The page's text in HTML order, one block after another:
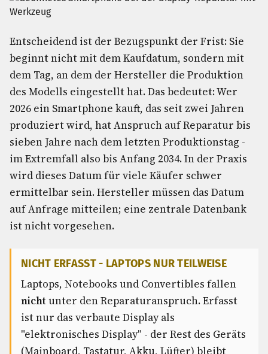
Entscheidend ist der Bezugspunkt der Frist: Sie
beginnt nicht mit dem Kaufdatum, sondern mit
dem Tag, an dem der Hersteller die Produktion
des Modells eingestellt hat. Das bedeutet: Wer
2026 ein Smartphone kauft, das seit zwei Jahren
produziert wird, hat Anspruch auf Reparatur bis
sieben Jahre nach dem letzten Produktionstag -
im Extremfall also bis Anfang 2034. In der Praxis
wird dieses Datum für viele Käufer schwer
ermittelbar sein. Hersteller müssen das Datum
auf Anfrage mitteilen; eine zentrale Datenbank
ist nicht vorgesehen.
NICHT ERFASST - LAPTOPS NUR TEILWEISE
Laptops, Notebooks und Convertibles fallen
nicht unter den Reparaturanspruch. Erfasst
ist nur das verbaute Display als
"elektronisches Display" - der Rest des Geräts
(Mainboard, Tastatur, Akku, Lüfter) bleibt